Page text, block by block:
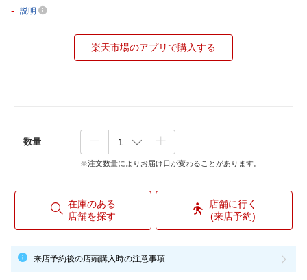
- 説明
楽天市場のアプリで購入する
数量
※注文数量によりお届け日が変わることがあります。
在庫のある
店舗を探す
店舗に行く
(来店予約)
来店予約後の店頭購入時の注意事項